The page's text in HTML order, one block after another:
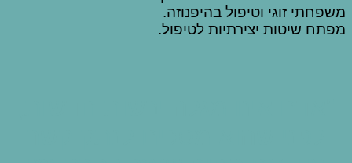
משפחתי זוגי וטיפול בהיפנוזה.
מפתח שיטות יצירתיות לטיפול.